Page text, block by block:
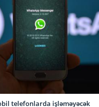
telefonlarda işləməyəcək